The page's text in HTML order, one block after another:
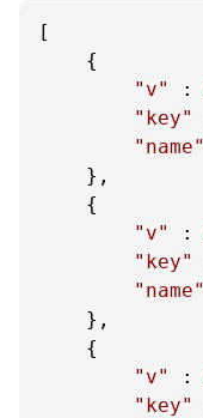
[
    {
"v"
:
"key"
"name"
    },
    {
"v"
:
"key"
"name"
    },
    {
"v"
:
"key"